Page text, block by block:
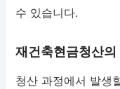
수 있습니다.
재건축현금청산의
청산 과정에서 발생